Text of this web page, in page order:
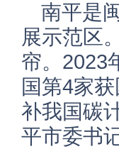
南平是
展示范区
帘。2023
国第4家
补我国碳
平市委书